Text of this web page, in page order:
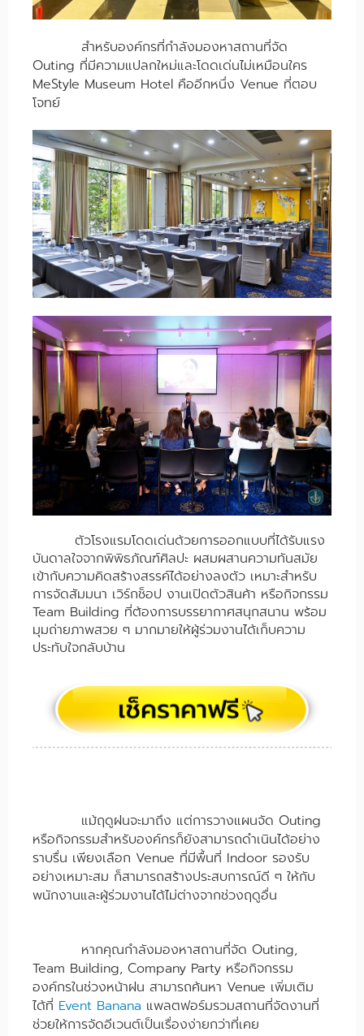
สำหรับองค์กรที่กำลังมองหาสถานที่จัด
Outing ที่มีความแปลกใหม่และโดดเด่นไม่เหมือนใคร
MeStyle Museum Hotel คืออีกหนึ่ง Venue ที่ตอบ
โจทย์
ตัวโรงแรมโดดเด่นด้วยการออกแบบที่ได้รับแรง
บันดาลใจจากพิพิธภัณฑ์ศิลปะ ผสมผสานความทันสมัย
เข้ากับความคิดสร้างสรรค์ได้อย่างลงตัว เหมาะสำหรับ
การจัดสัมมนา เวิร์กช็อป งานเปิดตัวสินค้า หรือกิจกรรม
Team Building ที่ต้องการบรรยากาศสนุกสนาน พร้อม
มุมถ่ายภาพสวย ๆ มากมายให้ผู้ร่วมงานได้เก็บความ
ประทับใจกลับบ้าน
แม้ฤดูฝนจะมาถึง แต่การวางแผนจัด Outing
หรือกิจกรรมสำหรับองค์กรก็ยังสามารถดำเนินได้อย่าง
ราบรื่น เพียงเลือก Venue ที่มีพื้นที่ Indoor รองรับ
อย่างเหมาะสม ก็สามารถสร้างประสบการณ์ดี ๆ ให้กับ
พนักงานและผู้ร่วมงานได้ไม่ต่างจากช่วงฤดูอื่น
หากคุณกำลังมองหาสถานที่จัด Outing,
Team Building, Company Party หรือกิจกรรม
องค์กรในช่วงหน้าฝน สามารถค้นหา Venue เพิ่มเติม
ได้ที่ Event Banana แพลตฟอร์มรวมสถานที่จัดงานที่
ช่วยให้การจัดอีเวนต์เป็นเรื่องง่ายกว่าที่เคย